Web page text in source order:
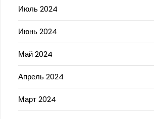
Июль 2024
Июнь 2024
Май 2024
Апрель 2024
Март 2024